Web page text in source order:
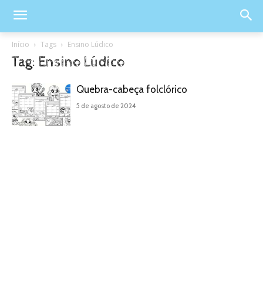
Início Tags Ensino Lúdico
Tag: Ensino Lúdico
Quebra-cabeça folclórico
5 de agosto de 2024